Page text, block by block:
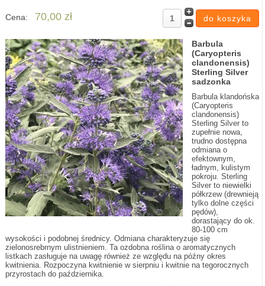
Cena: 70,00 zł
Barbula
(Caryopteris
clandonensis)
Sterling Silver
sadzonka
Barbula klandońska
(Caryopteris
clandonensis)
Sterling Silver to
zupełnie nowa,
trudno dostępna
odmiana o
efektownym,
ładnym, kulistym
pokroju. Sterling
Silver to niewielki
półkrzew (drewnieją
tylko dolne części
pędów),
dorastający do ok.
80-100 cm
wysokości i podobnej średnicy. Odmiana charakteryzuje się
zielonosrebrnym ulistnieniem. Ta ozdobna roślina o aromatycznych
listkach zasługuje na uwagę również ze względu na późny okres
kwitnienia. Rozpoczyna kwitnienie w sierpniu i kwitnie na tegorocznych
przyrostach do października.